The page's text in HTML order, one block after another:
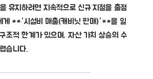
유지하려면 지속적으로 신규 지점을 출점
게 **'시설비 매출(캐비닛 판매)'**을 일
조적 한계가 있으며, 자산 가치 상승의 수
습니다.